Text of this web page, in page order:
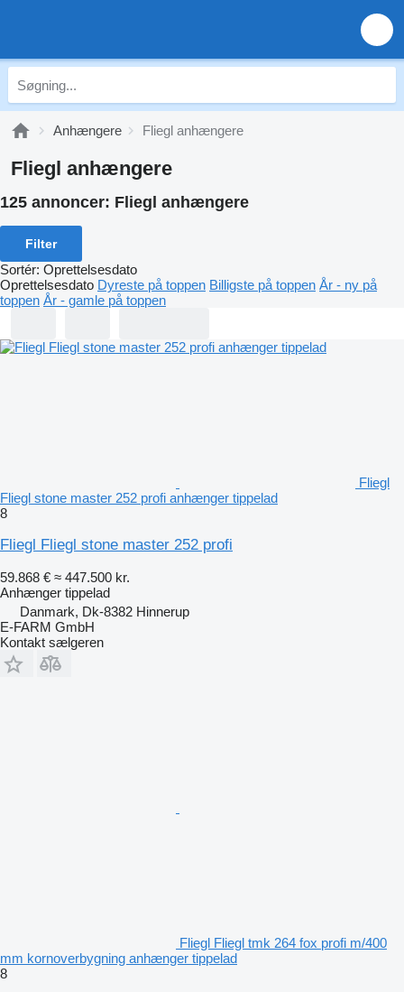
Anhængere Fliegl anhængere
Fliegl anhængere
125 annoncer: Fliegl anhængere
Filter
Sortér: Oprettelsesdato
Oprettelsesdato Dyreste på toppen Billigste på toppen År - ny på
toppen År - gamle på toppen
Fliegl
Fliegl stone master 252 profi anhænger tippelad
8
Fliegl Fliegl stone master 252 profi
59.868 € ≈ 447.500 kr.
Anhænger tippelad
Danmark, Dk-8382 Hinnerup
E-FARM GmbH
Kontakt sælgeren
Fliegl Fliegl tmk 264 fox profi m/400
mm kornoverbygning anhænger tippelad
8